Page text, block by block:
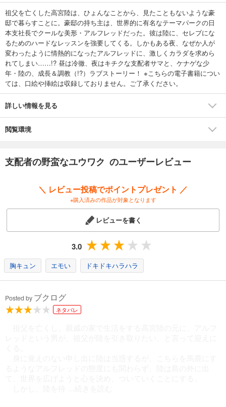
祖父を亡くした高宮陸は、ひょんなことから、見たこともないような豪
邸で暮らすことに。豪邸の持ち主は、世界的に有名なテーマパークの日
本支社長でクールな美形・アルフレッドだった。彼は陸に、セレブにな
るためのハードなレッスンを強要してくる。しかもある夜、なぜか人が
変わったように情熱的になったアルフレッドに、激しくカラダを求めら
れてしまい……!? 昼は冷徹、夜はキチクな支配者サマと、ケナゲな少
年・陸の、成長＆調教（!?）ラブストーリー！ ※こちらの電子書籍につい
ては、口絵や挿絵は収録しておりません。ご了承ください。
詳しい情報を見る
閲覧環境
支配者の野蛮なユウワク のユーザーレビュー
＼ レビュー投稿でポイントプレゼント ／
※購入済みの作品が対象となります
レビューを書く
3.0
胸キュン エモい ドキドキハラハラ
Posted by ブクログ
ネタバレ